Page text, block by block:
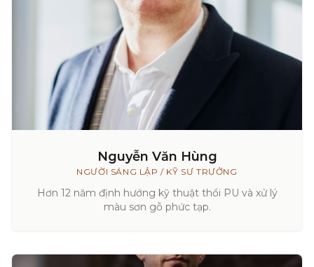
Nguyễn Văn Hùng
NGƯỜI SÁNG LẬP / KỸ SƯ TRƯỞNG
Hơn 12 năm định hướng kỹ thuật thổi PU và xử lý
màu sơn gỗ phức tạp.